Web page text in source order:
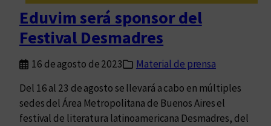
Eduvim será sponsor del
Festival Desmadres
16 de agosto de 2023
Material de prensa
Del 16 al 23 de agosto se llevará a cabo en múltiples
sedes del Área Metropolitana de Buenos Aires el
festival de literatura latinoamericana Desmadres, del